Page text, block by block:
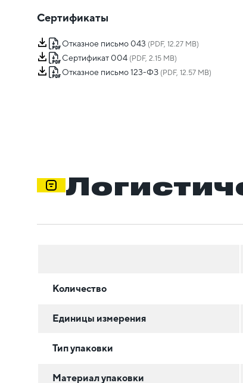
Сертификаты
Отказное письмо 043 (PDF, 12.27 MB)
Сертификат 004 (PDF, 2.15 MB)
Отказное письмо 123-ФЗ (PDF, 12.57 MB)
Количество
Единицы измерения
Тип упаковки
Материал упаковки